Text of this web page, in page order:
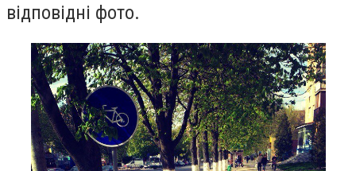
відповідні фото.